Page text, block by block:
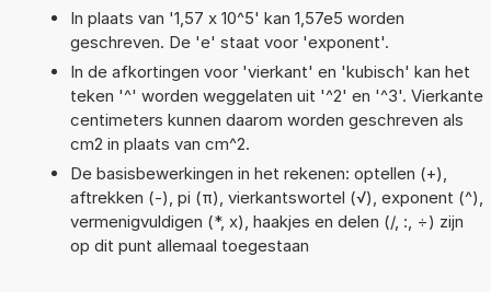
In plaats van '1,57 x 10^5' kan 1,57e5 worden
geschreven. De 'e' staat voor 'exponent'.
In de afkortingen voor 'vierkant' en 'kubisch' kan het
teken '^' worden weggelaten uit '^2' en '^3'. Vierkante
centimeters kunnen daarom worden geschreven als
cm2 in plaats van cm^2.
De basisbewerkingen in het rekenen: optellen (+),
aftrekken (-), pi (π), vierkantswortel (√), exponent (^),
vermenigvuldigen (*, x), haakjes en delen (/, :, ÷) zijn
op dit punt allemaal toegestaan